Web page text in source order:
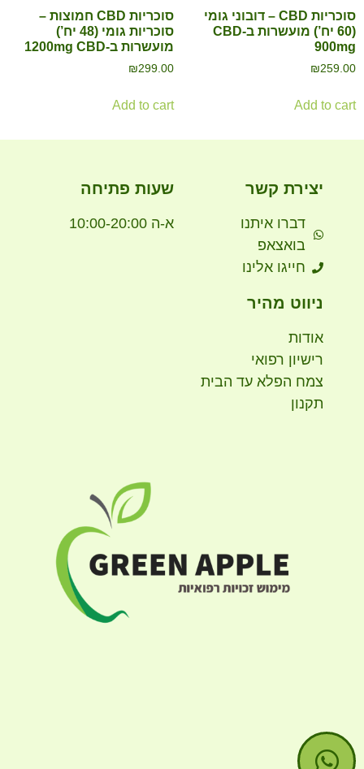
סוכריות CBD – דובוני גומי
(60 יח’) מועשרות ב-CBD
900mg
₪259.00
Add to cart
סוכריות CBD חמוצות –
סוכריות גומי (48 יח’)
מועשרות ב-1200mg CBD
₪299.00
Add to cart
יצירת קשר
דברו איתנו
בואצאפ
חייגו אלינו
שעות פתיחה
א-ה 10:00-20:00
ניווט מהיר
אודות
רישיון רפואי
צמח הפלא עד הבית
תקנון